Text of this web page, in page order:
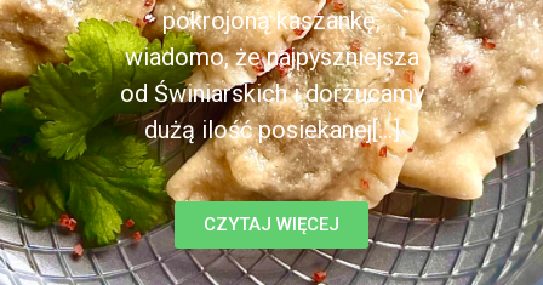
pokrojoną kaszankę,
wiadomo, że najpyszniejsza
od Świniarskich i dorzucamy
dużą ilość posiekanej[...]
CZYTAJ WIĘCEJ